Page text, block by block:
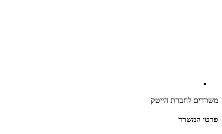
משרדים לחברת הייטק
פרטי המשרד